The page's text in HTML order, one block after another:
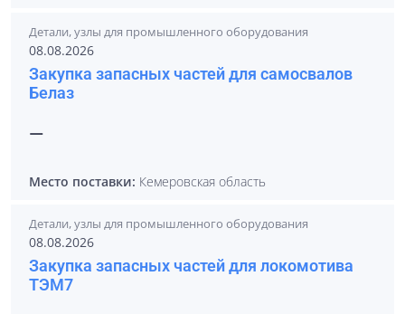
Детали, узлы для промышленного оборудования
08.08.2026
Закупка запасных частей для самосвалов
Белаз
—
Место поставки: Кемеровская область
Детали, узлы для промышленного оборудования
08.08.2026
Закупка запасных частей для локомотива
ТЭМ7